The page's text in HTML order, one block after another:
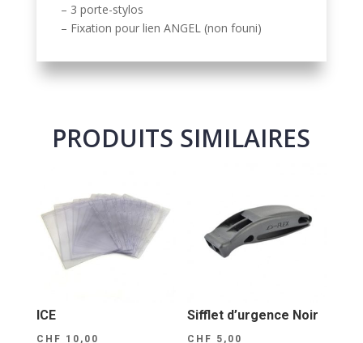
– 3 porte-stylos
– Fixation pour lien ANGEL (non founi)
PRODUITS SIMILAIRES
ICE
CHF 10,00
Sifflet d’urgence Noir
CHF 5,00